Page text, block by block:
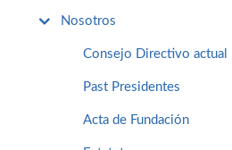
Nosotros
Consejo Directivo actual
Past Presidentes
Acta de Fundación